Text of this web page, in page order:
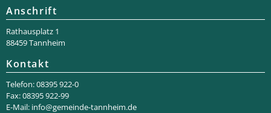
Anschrift
Rathaus­platz 1
88459 Tannheim
Kontakt
Telefon: 08395 922-0
Fax: 08395 922-99
E-Mail: info@gemeinde-tannheim.de